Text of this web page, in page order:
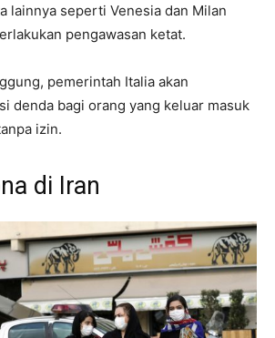
lainnya seperti Venesia dan Milan
pengawasan ketat.
pemerintah Italia akan
denda bagi orang yang keluar masuk
izin.
di Iran